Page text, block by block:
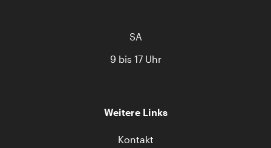
SA
9 bis 17 Uhr
Weitere Links
Kontakt